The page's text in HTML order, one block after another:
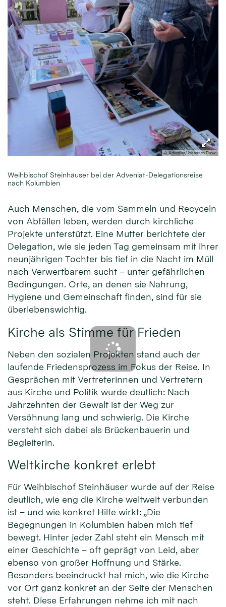
© Adveniat/Johannes Duwe
Weihbischof Steinhäuser bei der Adveniat-Delegationsreise
nach Kolumbien
Auch Menschen, die vom Sammeln und Recyceln
von Abfällen leben, werden durch kirchliche
Projekte unterstützt. Eine Mutter berichtete der
Delegation, wie sie jeden Tag gemeinsam mit ihrer
neunjährigen Tochter bis tief in die Nacht im Müll
nach Verwertbarem sucht – unter gefährlichen
Bedingungen. Orte, an denen sie Nahrung,
Hygiene und Gemeinschaft finden, sind für sie
überlebenswichtig.
Kirche als Stimme für Frieden
Neben den sozialen Projekten stand auch der
laufende Friedensprozess im Fokus der Reise. In
Gesprächen mit Vertreterinnen und Vertretern
aus Kirche und Politik wurde deutlich: Nach
Jahrzehnten der Gewalt ist der Weg zur
Versöhnung lang und schwierig. Die Kirche
versteht sich dabei als Brückenbauerin und
Begleiterin.
Weltkirche konkret erlebt
Für Weihbischof Steinhäuser wurde auf der Reise
deutlich, wie eng die Kirche weltweit verbunden
ist – und wie konkret Hilfe wirkt: „Die
Begegnungen in Kolumbien haben mich tief
bewegt. Hinter jeder Zahl steht ein Mensch mit
einer Geschichte – oft geprägt von Leid, aber
ebenso von großer Hoffnung und Stärke.
Besonders beeindruckt hat mich, wie die Kirche
vor Ort ganz konkret an der Seite der Menschen
steht. Diese Erfahrungen nehme ich mit nach